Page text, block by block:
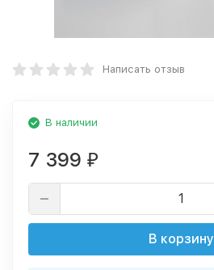
Написать отзыв
В наличии
7 399 ₽
В корзину